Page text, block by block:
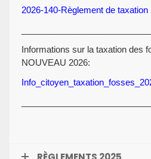
2026-140-Règlement de taxation
Informations sur la taxation des
NOUVEAU 2026: